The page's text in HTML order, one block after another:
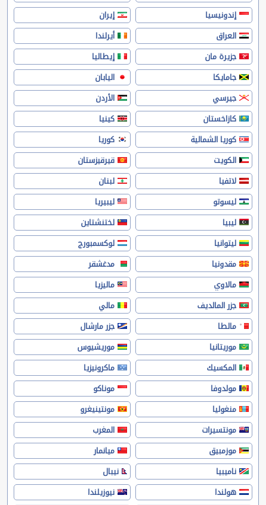
إندونيسيا
إيران
العراق
أيرلندا
جزيرة مان
إيطاليا
جامايكا
اليابان
جيرسي
الأردن
كازاخستان
كينيا
كوريا الشمالية
كوريا
الكويت
قيرقيزستان
لاتفيا
لبنان
ليسوتو
ليبيريا
ليبيا
لختنشتاين
ليتوانيا
لوكسمبورج
مقدونيا
مدغشقر
مالاوي
ماليزيا
جزر المالديف
مالي
مالطا
جزر مارشال
موريتانيا
موريشيوس
المكسيك
ماكرونيزيا
مولدوفا
موناكو
منغوليا
مونتينيغرو
مونتسيرات
المغرب
موزمبيق
ميانمار
ناميبيا
نيبال
هولندا
نيوزيلندا